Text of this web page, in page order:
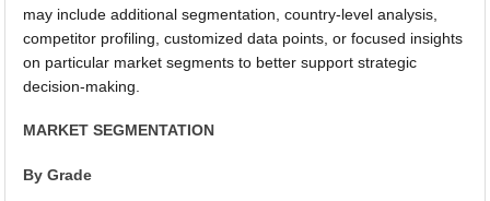
may include additional segmentation, country-level analysis,
competitor profiling, customized data points, or focused insights
on particular market segments to better support strategic
decision-making.
MARKET SEGMENTATION
By Grade